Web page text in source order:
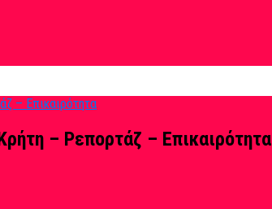
– Ρεπορτάζ – Επικαιρότητα